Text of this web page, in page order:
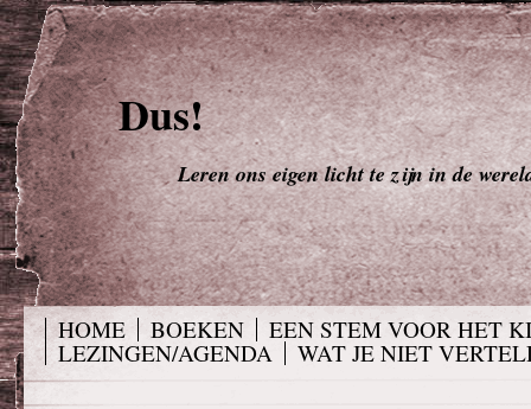
Dus!
Leren ons eigen licht te zijn in de
HOME BOEKEN
EEN STEM VOOR HET
LEZINGEN/AGENDA
WAT JE NIET